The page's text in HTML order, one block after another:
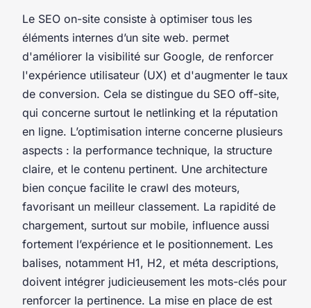
Le SEO on-site consiste à optimiser tous les
éléments internes d’un site web. permet
d'améliorer la visibilité sur Google, de renforcer
l'expérience utilisateur (UX) et d'augmenter le taux
de conversion. Cela se distingue du SEO off-site,
qui concerne surtout le netlinking et la réputation
en ligne. L’optimisation interne concerne plusieurs
aspects : la performance technique, la structure
claire, et le contenu pertinent. Une architecture
bien conçue facilite le crawl des moteurs,
favorisant un meilleur classement. La rapidité de
chargement, surtout sur mobile, influence aussi
fortement l’expérience et le positionnement. Les
balises, notamment H1, H2, et méta descriptions,
doivent intégrer judicieusement les mots-clés pour
renforcer la pertinence. La mise en place de est